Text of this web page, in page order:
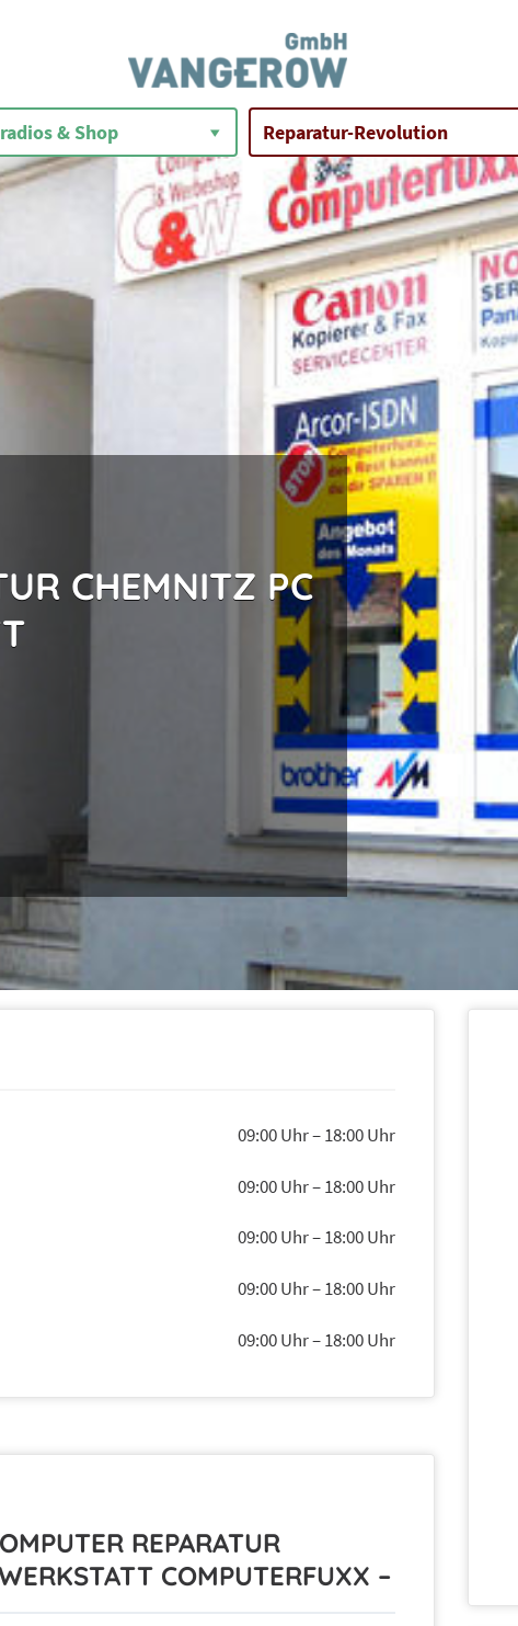
& Shop Reparatur-Revolution
CHEMNITZ PC
09:00 Uhr–18:00 Uhr
09:00 Uhr–18:00 Uhr
09:00 Uhr–18:00 Uhr
09:00 Uhr–18:00 Uhr
09:00 Uhr–18:00 Uhr
REPARATUR
COMPUTERFUXX –